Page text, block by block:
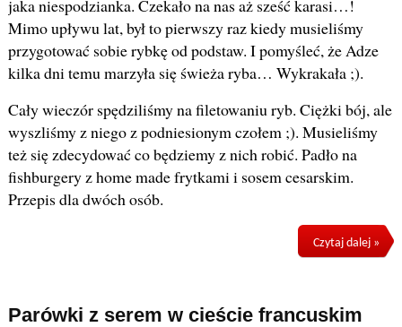
jaka niespodzianka. Czekało na nas aż sześć karasi…!
Mimo upływu lat, był to pierwszy raz kiedy musieliśmy
przygotować sobie rybkę od podstaw. I pomyśleć, że Adze
kilka dni temu marzyła się świeża ryba… Wykrakała ;).
Cały wieczór spędziliśmy na filetowaniu ryb. Ciężki bój, ale
wyszliśmy z niego z podniesionym czołem ;). Musieliśmy
też się zdecydować co będziemy z nich robić. Padło na
fishburgery z home made frytkami i sosem cesarskim.
Przepis dla dwóch osób.
Czytaj dalej »
Parówki z serem w cieście francuskim